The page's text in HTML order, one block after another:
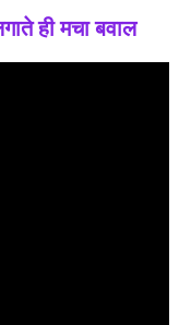
ही मचा बवाल